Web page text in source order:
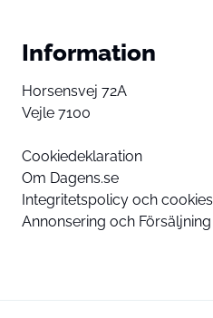
Information
Horsensvej 72A
Vejle 7100
Cookiedeklaration
Om Dagens.se
Integritetspolicy och cookies
Annonsering och Försäljning